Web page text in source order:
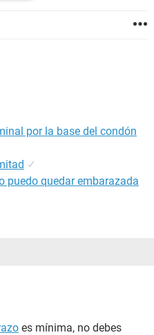
Hay posibilidad de
teniendo en cuenta todos
por la base del condón
✓
puedo quedar embarazada
es mínima, no debes